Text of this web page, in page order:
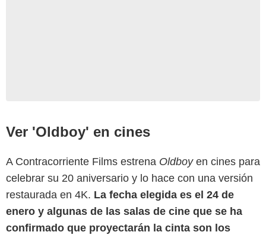
Ver 'Oldboy' en cines
A Contracorriente Films estrena Oldboy en cines para
celebrar su 20 aniversario y lo hace con una versión
restaurada en 4K. La fecha elegida es el 24 de
enero y algunas de las salas de cine que se ha
confirmado que proyectarán la cinta son los